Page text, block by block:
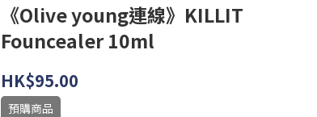
《Olive young連線》KILLIT
Founcealer 10ml
HK$95.00
預購商品